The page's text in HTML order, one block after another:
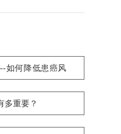
如何降低患癌风
多重要？